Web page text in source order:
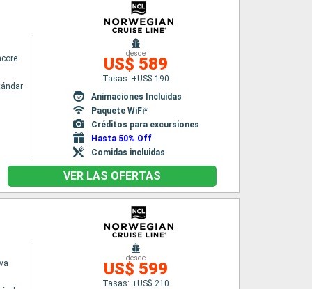
desde
US$ 589
Tasas: +US$ 190
Animaciones Incluidas
Paquete WiFi*
Créditos para excursiones
Hasta 50% Off
Comidas incluidas
VER LAS OFERTAS
desde
US$ 599
Tasas: +US$ 210